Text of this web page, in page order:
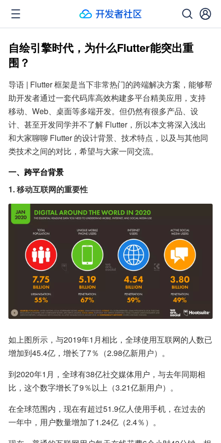
自绘引擎时代，为什么Flutter能突出重
围？
导语 | Flutter 框架是当下非常热门的跨端解决方案，能够帮
助开发者通过一套代码库高效构建多平台精美应用，支持
移动、Web、桌面等多端开发。但仍然有很多产品、设
计、甚至开发同学并不了解 Flutter，所以本文将深入浅出
和大家聊聊 Flutter 的设计背景、技术特点，以及与其他同
类技术之间的对比，希望与大家一同交流。
一、跨平台背景
1. 移动互联网的重要性
如上图所示，与2019年1月相比，全球使用互联网的人数已
增加到45.4亿，增长了7％（2.98亿新用户）。
到2020年1月，全球有38亿社交媒体用户，与去年同期相
比，这个数字增长了9％以上（3.21亿新用户）。
在全球范围内，现在有超过51.9亿人使用手机，在过去的
一年中，用户数量增加了1.24亿（2.4％）。